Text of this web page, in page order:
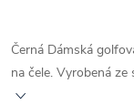
Černá Dámská
na čele. Vyrobená